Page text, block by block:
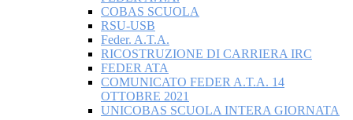
COBAS SCUOLA
RSU-USB
Feder. A.T.A.
RICOSTRUZIONE DI CARRIERA IRC
FEDER ATA
COMUNICATO FEDER A.T.A. 14
OTTOBRE 2021
UNICOBAS SCUOLA INTERA GIORNATA